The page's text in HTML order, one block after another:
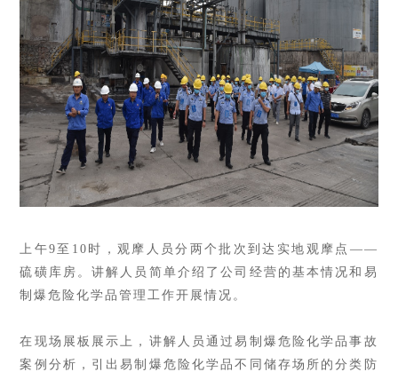
上午9至10时，观摩人员分两个批次到达实地观摩点——
硫磺库房。讲解人员简单介绍了公司经营的基本情况和易
制爆危险化学品管理工作开展情况。
在现场展板展示上，讲解人员通过易制爆危险化学品事故
案例分析，引出易制爆危险化学品不同储存场所的分类防